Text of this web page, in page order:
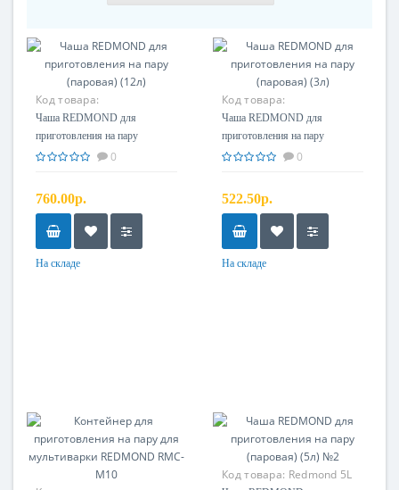
Код товара:
Чаша REDMOND для
приготовления на пару
(паровая) (12л) 0
760.00р.
На складе
Код товара:
Чаша REDMOND для
приготовления на пару
(паровая) (3л)
0
522.50р.
На складе
Код товара: Redmond 5L